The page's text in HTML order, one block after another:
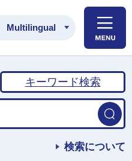
土浦市公式ホームペ
Multilingual
キーワード検索
検索について